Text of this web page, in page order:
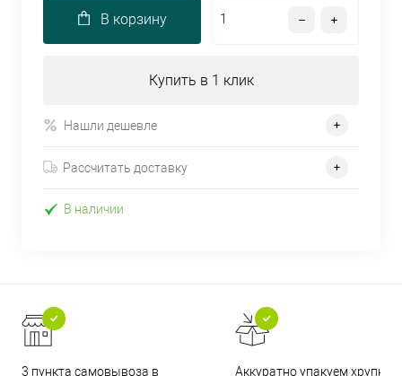
В корзину
Купить в 1 клик
Нашли дешевле
Рассчитать доставку
В наличии
3 пункта самовывоза в
Аккуратно упакуем хрупкие